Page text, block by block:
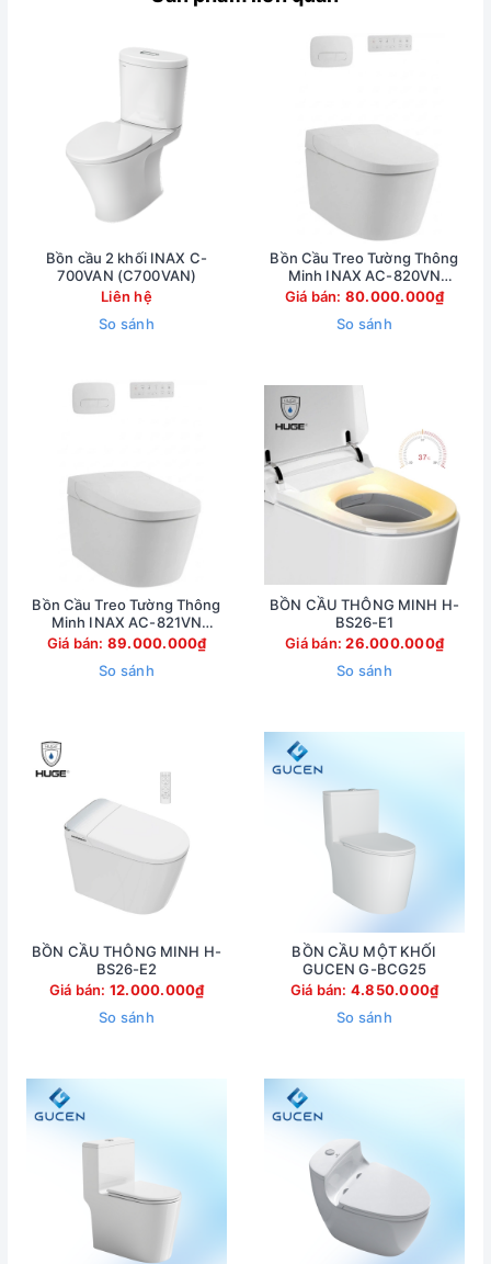
Bồn cầu 2 khối INAX C-
700VAN (C700VAN)
Liên hệ
So sánh
Bồn Cầu Treo Tường Thông
Minh INAX AC-820VN
(AC820VN)
Giá bán: 80.000.000₫
So sánh
Bồn Cầu Treo Tường Thông
Minh INAX AC-821VN
(AC821VN)
Giá bán: 89.000.000₫
So sánh
BỒN CẦU THÔNG MINH H-
BS26-E1
Giá bán:26.000.000₫
So sánh
BỒN CẦU THÔNG MINH H-
BS26-E2
Giá bán: 12.000.000₫
So sánh
BỒN CẦU MỘT KHỐI
GUCEN G-BCG25
Giá bán: 4.850.000₫
So sánh